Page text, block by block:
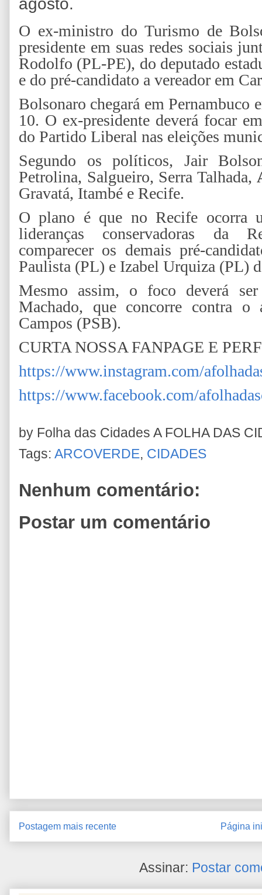
agosto.
O ex-ministro do Turismo de
presidente em suas redes sociais
Rodolfo (PL-PE), do deputado
e do pré-candidato a vereador em
Bolsonaro chegará em Pernambuco
10. O ex-presidente deverá focar
do Partido Liberal nas eleições
Segundo os políticos, Jair
Petrolina, Salgueiro, Serra Talhada,
Gravatá, Itambé e Recife.
O plano é que no Recife ocorra
lideranças conservadoras da
comparecer os demais pré-
Paulista (PL) e Izabel Urquiza (PL)
Mesmo assim, o foco deverá
Machado, que concorre contra
Campos (PSB).
CURTA NOSSA FANPAGE E
https://www.instagram.com/
https://www.facebook.com/
by Folha das Cidades A FOLHA DAS
Tags: ARCOVERDE, CIDADES
Nenhum comentário:
Postar um comentário
Postagem mais recente Página
Assinar: Postar